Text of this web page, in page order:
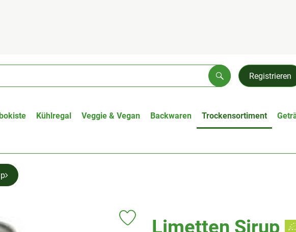
Registrieren
Suchen
Kühlregal Veggie & Vegan Backwaren Trockensortiment
Limetten Sirup
Produkt zu Favouriten hinzufügen